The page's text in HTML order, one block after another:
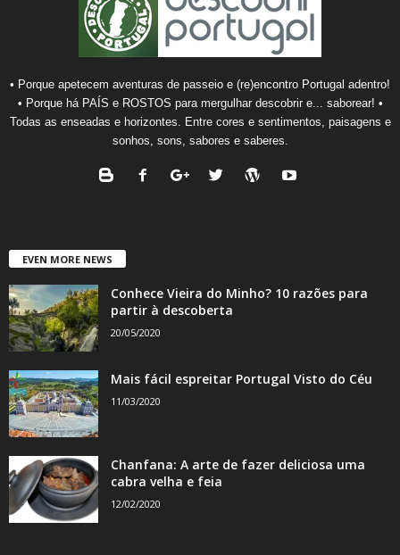
• Porque apetecem aventuras de passeio e (re)encontro Portugal adentro!
• Porque há PAÍS e ROSTOS para mergulhar descobrir e... saborear! •
Todas as enseadas e horizontes. Entre cores e sentimentos, paisagens e
sonhos, sons, sabores e saberes.
EVEN MORE NEWS
Conhece Vieira do Minho? 10 razões para
partir à descoberta
20/05/2020
Mais fácil espreitar Portugal Visto do Céu
11/03/2020
Chanfana: A arte de fazer deliciosa uma
cabra velha e feia
12/02/2020